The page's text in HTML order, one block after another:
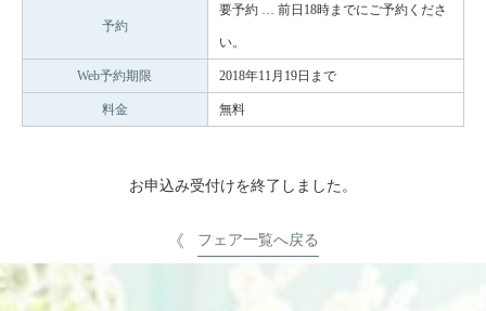
予約
要予約 … 前日18時までにご予約くださ
い。
Web予約期限 2018年11月19日まで
料金 無料
お申込み受付けを終了しました。
フェア一覧へ戻る